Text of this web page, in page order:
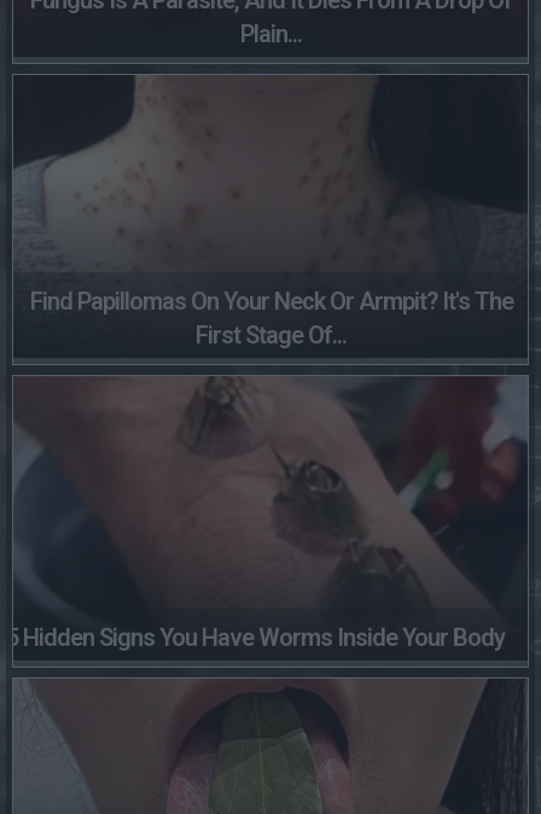
Plain...
Find Papillomas On Your Neck Or Armpit? It's The
First Stage Of...
5 Hidden Signs You Have Worms Inside Your Body